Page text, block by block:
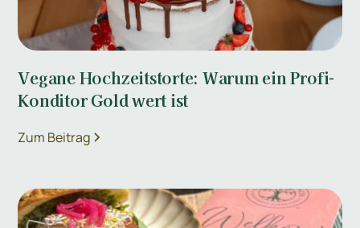
Vegane Hochzeitstorte: Warum ein Profi-
Konditor Gold wert ist
Zum Beitrag